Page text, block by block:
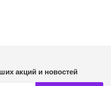
акций и новостей